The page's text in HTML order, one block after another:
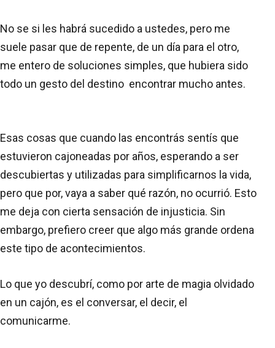
No se si les habrá sucedido a ustedes, pero me
suele pasar que de repente, de un día para el otro,
me entero de soluciones simples, que hubiera sido
todo un gesto del destino encontrar mucho antes.
Esas cosas que cuando las encontrás sentís que
estuvieron cajoneadas por años, esperando a ser
descubiertas y utilizadas para simplificarnos la vida,
pero que por, vaya a saber qué razón, no ocurrió. Esto
me deja con cierta sensación de injusticia. Sin
embargo, prefiero creer que algo más grande ordena
este tipo de acontecimientos.
Lo que yo descubrí, como por arte de magia olvidado
en un cajón, es el conversar, el decir, el
comunicarme.